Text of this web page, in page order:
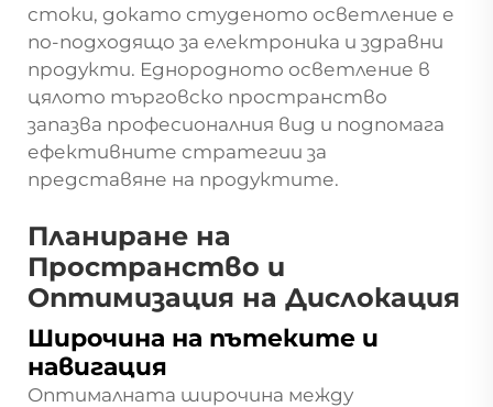
стоки, докато студеното осветление е
по-подходящо за електроника и здравни
продукти. Еднородното осветление в
цялото търговско пространство
запазва професионалния вид и подпомага
ефективните стратегии за
представяне на продуктите.
Планиране на
Пространство и
Оптимизация на Дислокация
Широчина на пътеките и
навигация
Оптималната широчина между